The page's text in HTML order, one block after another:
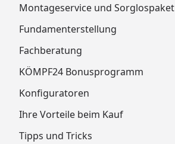
Montageservice und Sorglospaket
Fundamenterstellung
Fachberatung
KÖMPF24 Bonusprogramm
Konfiguratoren
Ihre Vorteile beim Kauf
Tipps und Tricks